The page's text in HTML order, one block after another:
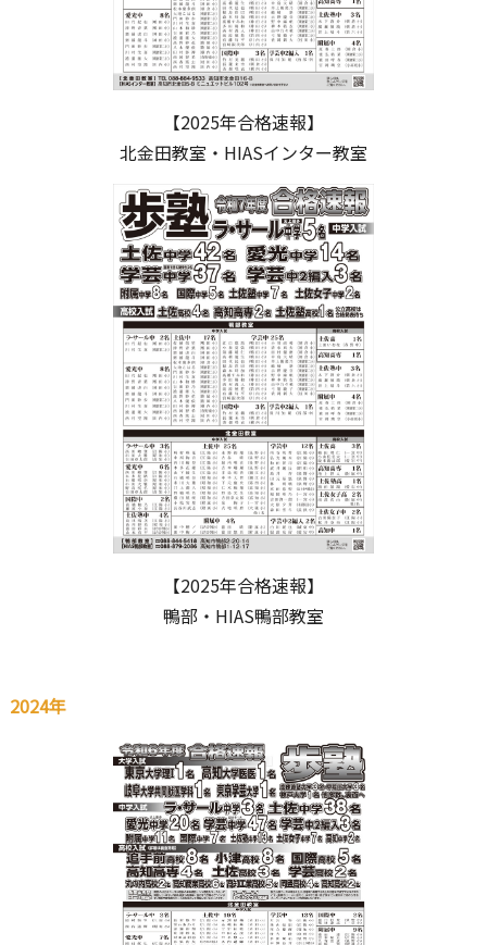
【2025年合格速報】
北金田教室・HIASインター教室
【2025年合格速報】
鴨部・HIAS鴨部教室
2024年